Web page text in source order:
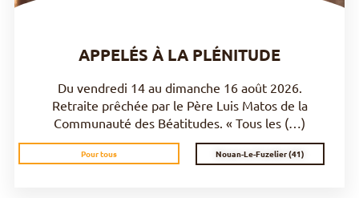
APPELÉS À LA PLÉNITUDE
Du vendredi 14 au dimanche 16 août 2026.
Retraite prêchée par le Père Luis Matos de la
Communauté des Béatitudes. « Tous les (…)
Pour tous Nouan-Le-Fuzelier (41)